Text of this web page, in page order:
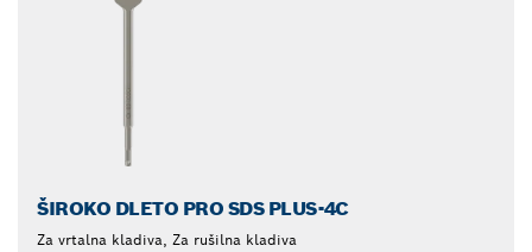
ŠIROKO DLETO PRO SDS PLUS-4C
Za vrtalna kladiva, Za rušilna kladiva